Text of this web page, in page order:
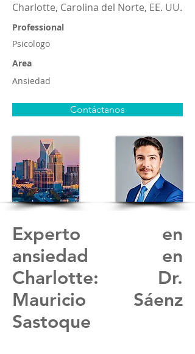
Charlotte, Carolina del Norte, EE. UU.
Professional
Psicologo
Area
Ansiedad
Contáctanos
Experto en
ansiedad en
Charlotte: Dr.
Mauricio Sáenz
Sastoque